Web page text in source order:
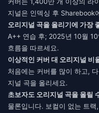
지널은 인덱싱 후 Sharebook
오리지널 곡을 올리기에 가장
A++ 연습 후; 2025년 10월
흐름을 따르세요.
이상적인 커버 대 오리지널 비
처음에는 커버를 많이 하고,
지널 곡을 올리세요.
초보자도 오리지널 곡을 올릴
물론입니다. 보컬이 없는 트